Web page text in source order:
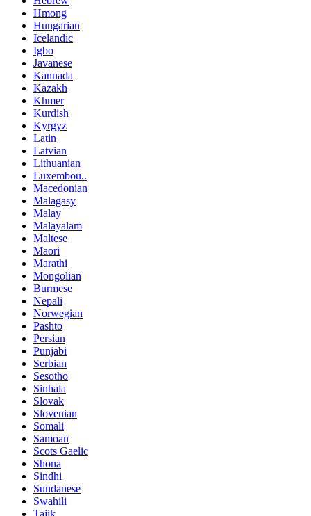
Hmong
Hungarian
Icelandic
Igbo
Javanese
Kannada
Kazakh
Khmer
Kurdish
Kyrgyz
Latin
Latvian
Lithuanian
Luxembou..
Macedonian
Malagasy
Malay
Malayalam
Maltese
Maori
Marathi
Mongolian
Burmese
Nepali
Norwegian
Pashto
Persian
Punjabi
Serbian
Sesotho
Sinhala
Slovak
Slovenian
Somali
Samoan
Scots Gaelic
Shona
Sindhi
Sundanese
Swahili